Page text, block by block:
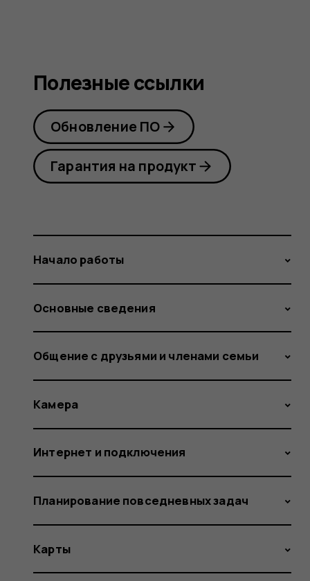
Полезные ссылки
Обновление ПО
Гарантия на продукт
Начало работы
Основные сведения
Общение с друзьями и членами семьи
Камера
Интернет и подключения
Планирование повседневных задач
Карты